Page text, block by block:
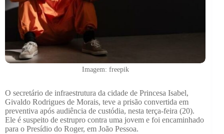
Imagem: freepik
O secretário de infraestrutura da cidade de Princesa Isabel,
Givaldo Rodrigues de Morais, teve a prisão convertida em
preventiva após audiência de custódia, nesta terça-feira (20).
Ele é suspeito de estrupro contra uma jovem e foi encaminhado
para o Presídio do Roger, em João Pessoa.